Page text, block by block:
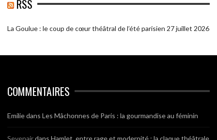
RSS
La Goulue : le coup de cœur théâtral de l’été parisien 27 juillet 2026
COMMENTAIRES
Emiliedans Les Mâchonnes de Paris : la gourmandise au féminin
Sevenairdans Hamlet, entre rage et modernité : la claque théâtrale